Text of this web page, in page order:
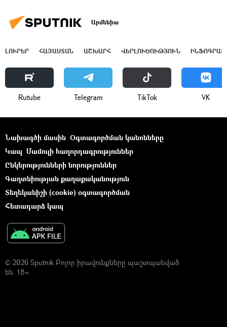
Արմենիա
ԼՈՒՐԵՐ ՀԱՅԱՍՏԱՆ ԱՇԽԱՐՀ ՎԵՐԼՈՒԾՈՒԹՅՈՒՆ
Rutube Telegram ТikТоk VK
Նախագծի մասին Օգտագործման կանոնները
Կապ Մամուլի հաղորդագրություններ
Ընկերությունների նորություններ
Գաղտնիության քաղաքականություն
Տեղեկանիշի (cookie) օգտագործման
Հետադարձ կապ
© 2026 Sputnik Բոլոր իրավունքները պաշտպանված
են. 18+